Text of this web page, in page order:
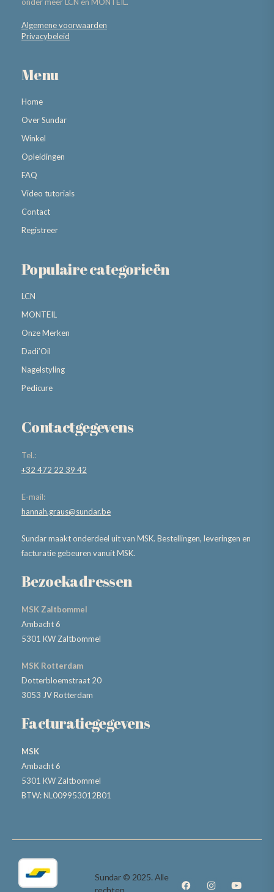
Algemene voorwaarden
Privacybeleid
Menu
Home
Over Sundar
Winkel
Opleidingen
FAQ
Video tutorials
Contact
Registreer
Populaire categorieën
LCN
MONTEIL
Onze Merken
Dadi’Oil
Nagelstyling
Pedicure
Contactgegevens
Tel.:
+32 472 22 39 42
E-mail:
hannah.graus@sundar.be
Sundar maakt onderdeel uit van MSK. Bestellingen, leveringen en
facturatie gebeuren vanuit MSK.
Bezoekadressen
MSK Zaltbommel
Ambacht 6
5301 KW Zaltbommel
MSK Rotterdam
Dotterbloemstraat 20
3053 JV Rotterdam
Facturatiegegevens
MSK
Ambacht 6
5301 KW Zaltbommel
BTW: NL009953012B01
Sundar © 2025. Alle
rechten